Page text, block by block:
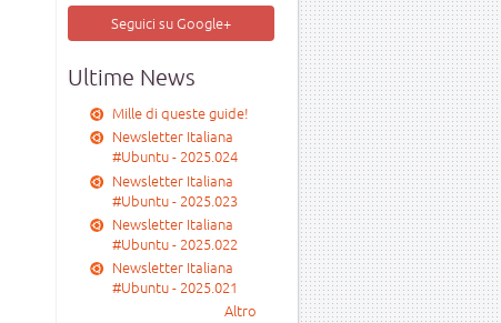
Seguici su Google+
Ultime News
Mille di queste guide!
Newsletter Italiana
#Ubuntu - 2025.024
Newsletter Italiana
#Ubuntu - 2025.023
Newsletter Italiana
#Ubuntu - 2025.022
Newsletter Italiana
#Ubuntu - 2025.021
Altro